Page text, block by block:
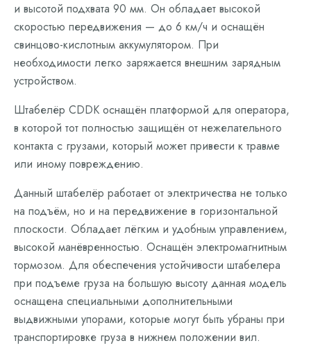
и высотой подхвата 90 мм. Он обладает высокой
скоростью передвижения — до 6 км/ч и оснащён
свинцово-кислотным аккумулятором. При
необходимости легко заряжается внешним зарядным
устройством.
Штабелёр CDDK оснащён платформой для оператора,
в которой тот полностью защищён от нежелательного
контакта с грузами, который может привести к травме
или иному повреждению.
Данный штабелёр работает от электричества не только
на подъём, но и на передвижение в горизонтальной
плоскости. Обладает лёгким и удобным управлением,
высокой манёвренностью. Оснащён электромагнитным
тормозом. Для обеспечения устойчивости штабелера
при подъеме груза на большую высоту данная модель
оснащена специальными дополнительными
выдвижными упорами, которые могут быть убраны при
транспортировке груза в нижнем положении вил.